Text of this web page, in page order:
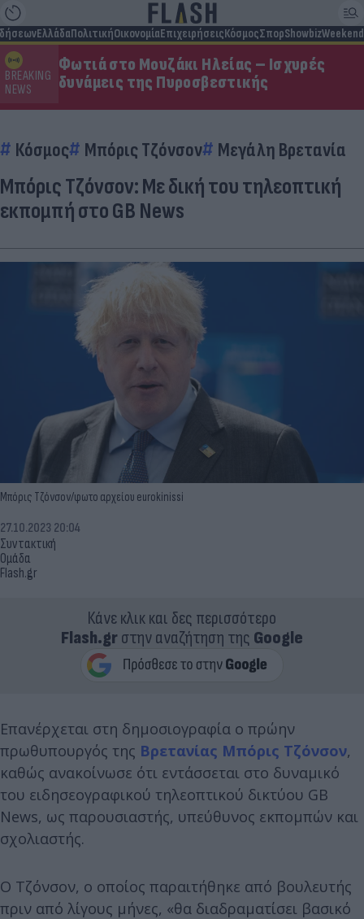
ΕλλάδαΠολιτικήΟικονομίαΕπιχειρήσειςΚόσμοςΣπορShowbizWeekend
BREAKING
NEWS
Φωτιά στο Μουζάκι Ηλείας – Ισχυρές
δυνάμεις της Πυροσβεστικής
Κόσμος Μπόρις Τζόνσον Μεγάλη Βρετανία
Μπόρις Τζόνσον: Με δική του τηλεοπτική
εκπομπή στο GB News
Μπόρις Τζόνσον/φωτο αρχείου eurokinissi
Συντακτική
Ομάδα
Flash.gr
27.10.2023 20:04
Κάνε κλικ και δες περισσότερο
Flash.grστην αναζήτηση της Google
Επανέρχεται στη δημοσιογραφία ο πρώην
πρωθυπουργός της Βρετανίας Μπόρις Τζόνσον,
καθώς ανακοίνωσε ότι εντάσσεται στο δυναμικό
του ειδησεογραφικού τηλεοπτικού δικτύου GB
News, ως παρουσιαστής, υπεύθυνος εκπομπών και
σχολιαστής.
Ο Τζόνσον, ο οποίος παραιτήθηκε από βουλευτής
πριν από λίγους μήνες, «θα διαδραματίσει βασικό